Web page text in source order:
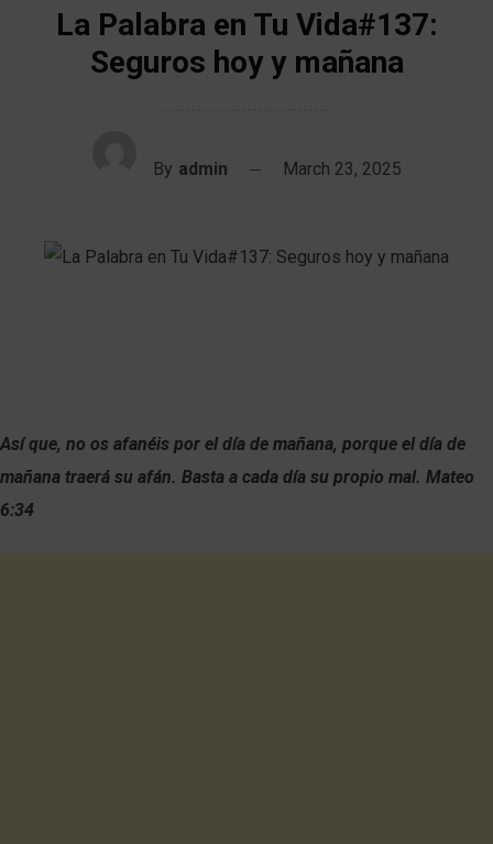
La Palabra en Tu Vida#137:
Seguros hoy y mañana
By admin March 23, 2025
Así que, no os afanéis por el día de mañana, porque el día de
mañana traerá su afán. Basta a cada día su propio mal. Mateo
6:34